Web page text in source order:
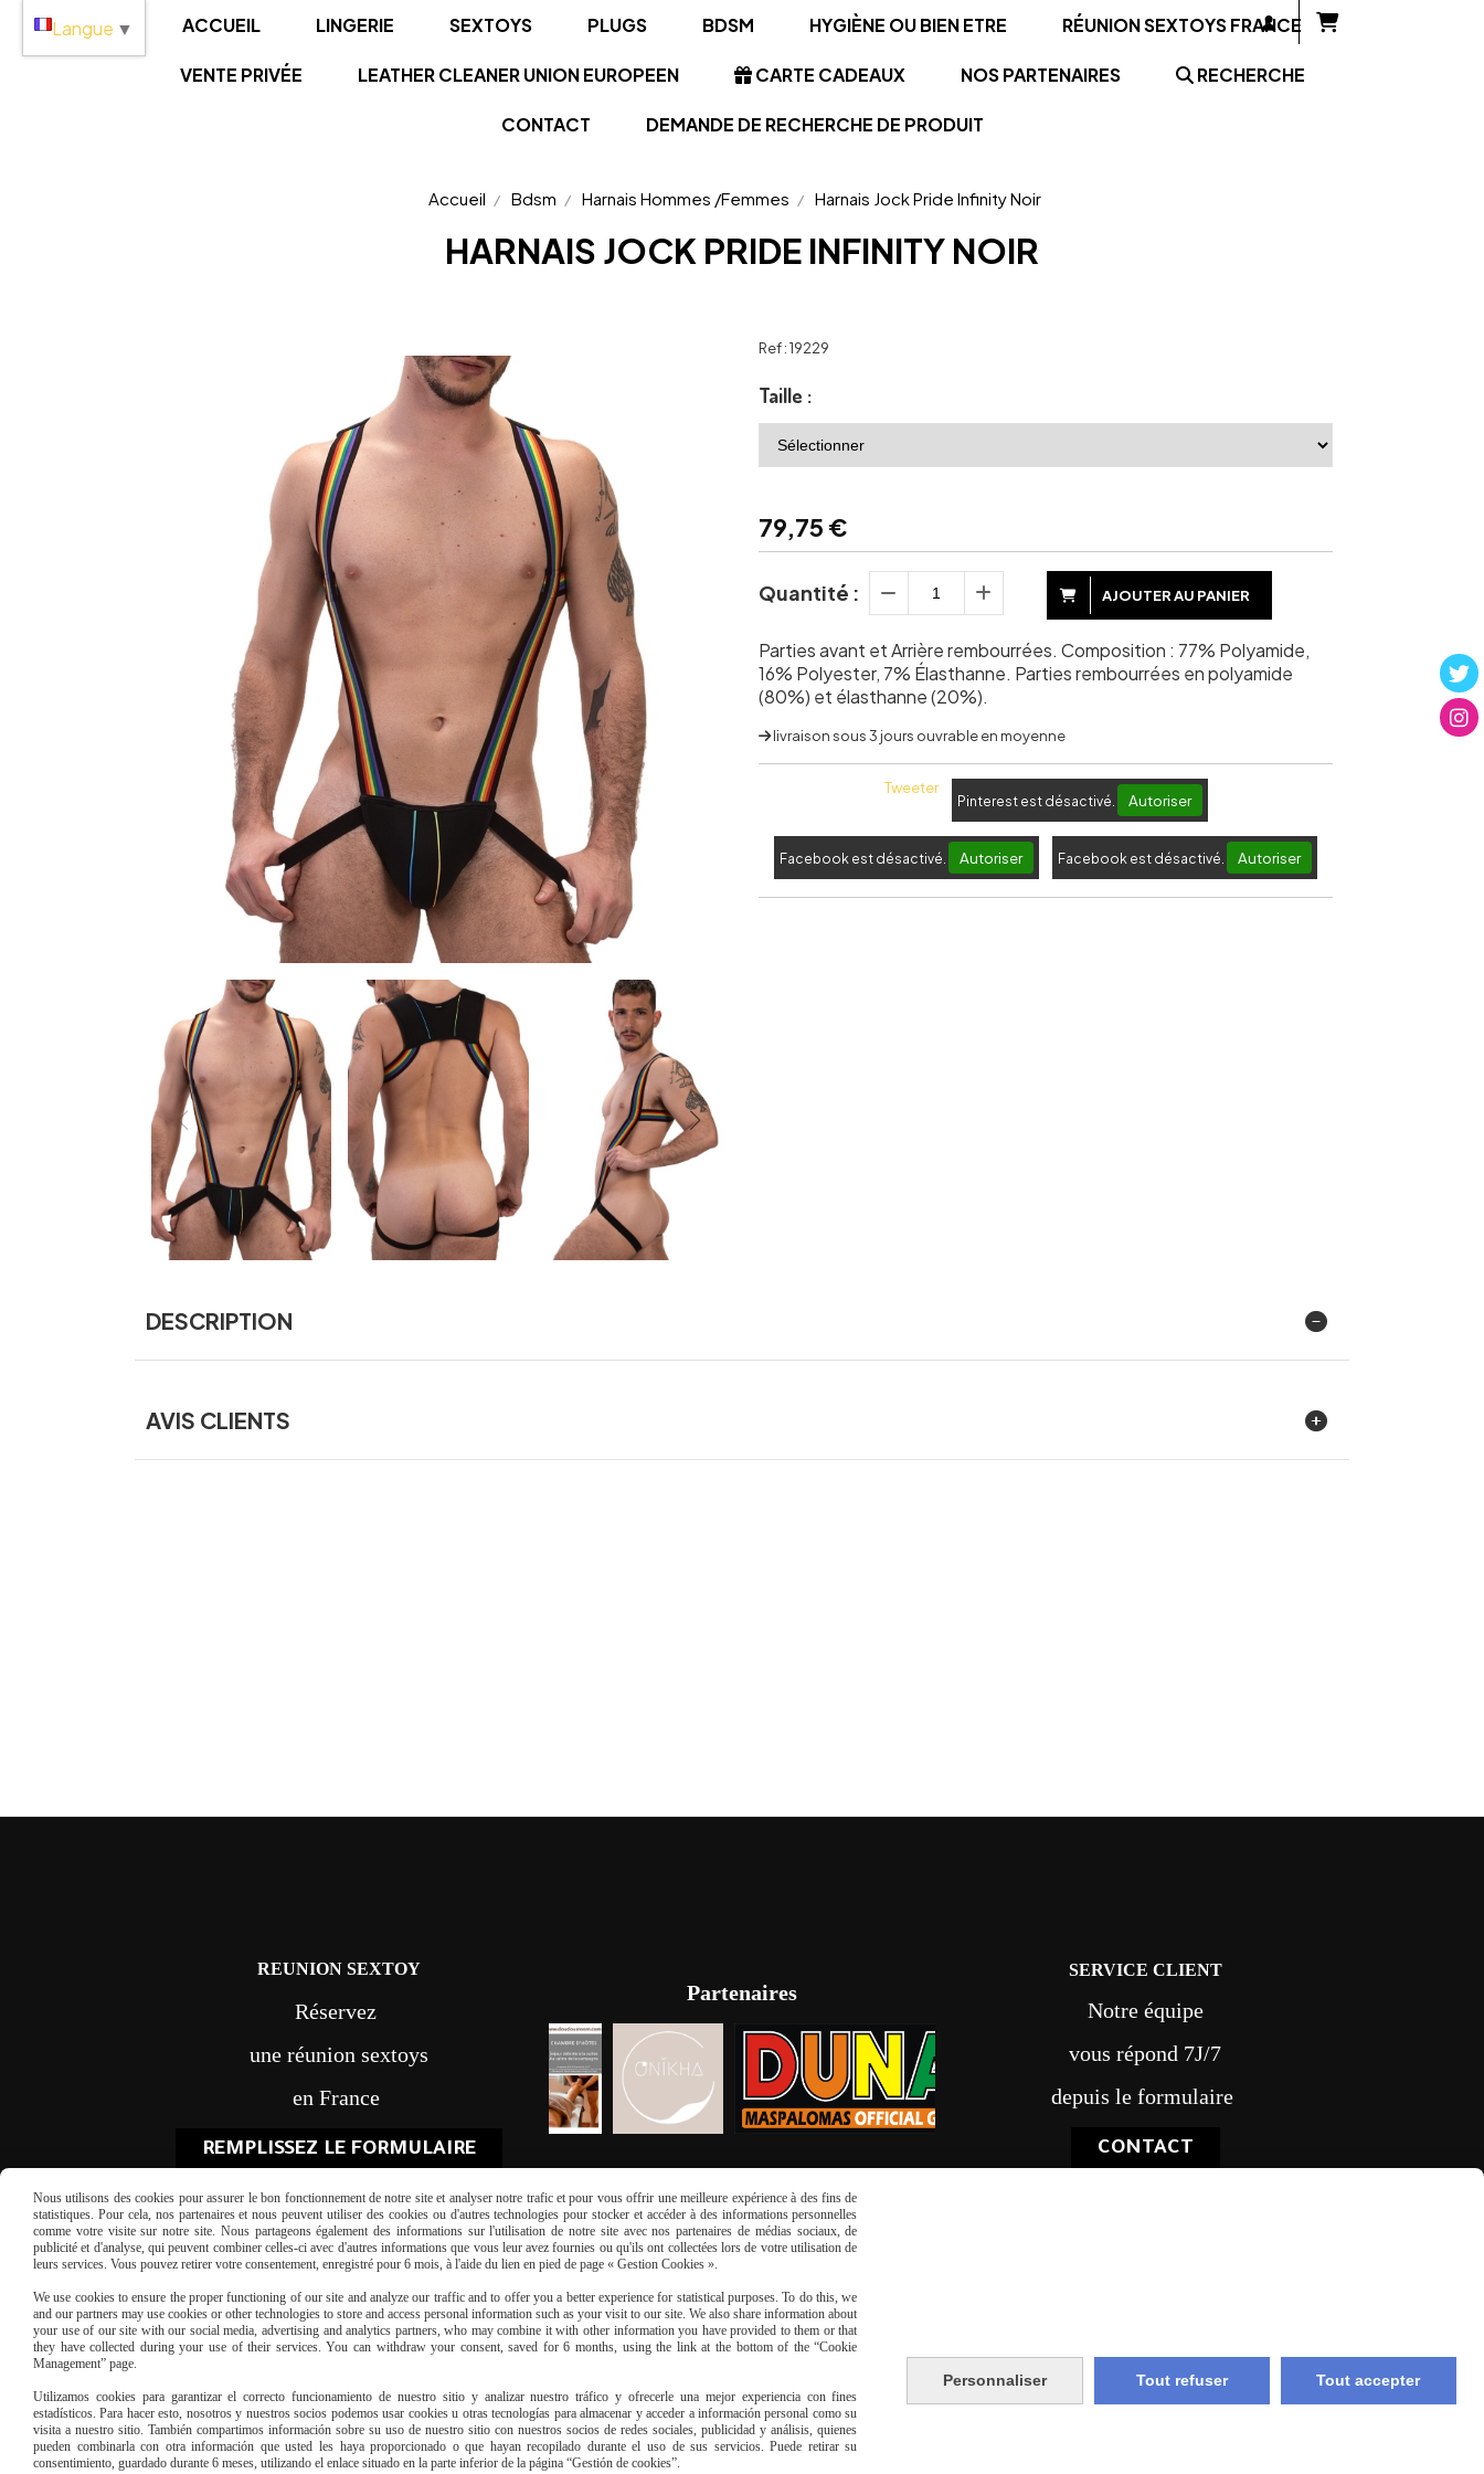
ACCUEIL LINGERIE SEXTOYS PLUGS BDSM HYGIÈNE OU BIEN ETRE RÉUNION SEXTOYS FRANCE
VENTE PRIVÉE LEATHER CLEANER UNION EUROPEEN CARTE CADEAUX NOS PARTENAIRES RECHERCHE
CONTACT DEMANDE DE RECHERCHE DE PRODUIT
Accueil Bdsm Harnais Hommes /Femmes Harnais Jock Pride Infinity Noir
HARNAIS JOCK PRIDE INFINITY NOIR
Ref :19229
Taille :
79,75 €
Quantité : AJOUTER AU PANIER
Parties avant et Arrière rembourrées. Composition : 77% Polyamide,
16% Polyester, 7% Élasthanne. Parties rembourrées en polyamide
(80%) et élasthanne (20%).
livraison sous 3 jours ouvrable en moyenne
Tweeter
Pinterest est désactivé. Autoriser
Facebook est désactivé. Autoriser Facebook est désactivé. Autoriser
DESCRIPTION
AVIS CLIENTS
REUNION SEXTOY
Réservez
une réunion sextoys
en France
REMPLISSEZ LE FORMULAIRE
Partenaires
SERVICE CLIENT
Notre équipe
vous répond 7J/7
depuis le formulaire
CONTACT
Paiement sécurisé
Langue ▼
Nous utilisons des cookies pour assurer le bon fonctionnement de notre site et analyser notre trafic et pour vous offrir une meilleure expérience à des fins de
statistiques. Pour cela, nos partenaires et nous peuvent utiliser des cookies ou d'autres technologies pour stocker et accéder à des informations personnelles
comme votre visite sur notre site. Nous partageons également des informations sur l'utilisation de notre site avec nos partenaires de médias sociaux, de
publicité et d'analyse, qui peuvent combiner celles-ci avec d'autres informations que vous leur avez fournies ou qu'ils ont collectées lors de votre utilisation de
leurs services. Vous pouvez retirer votre consentement, enregistré pour 6 mois, à l'aide du lien en pied de page « Gestion Cookies ».
We use cookies to ensure the proper functioning of our site and analyze our traffic and to offer you a better experience for statistical purposes. To do this, we
and our partners may use cookies or other technologies to store and access personal information such as your visit to our site. We also share information about
your use of our site with our social media, advertising and analytics partners, who may combine it with other information you have provided to them or that
they have collected during your use of their services. You can withdraw your consent, saved for 6 months, using the link at the bottom of the “Cookie
Management” page.
Utilizamos cookies para garantizar el correcto funcionamiento de nuestro sitio y analizar nuestro tráfico y ofrecerle una mejor experiencia con fines
estadísticos. Para hacer esto, nosotros y nuestros socios podemos usar cookies u otras tecnologías para almacenar y acceder a información personal como su
visita a nuestro sitio. También compartimos información sobre su uso de nuestro sitio con nuestros socios de redes sociales, publicidad y análisis, quienes
pueden combinarla con otra información que usted les haya proporcionado o que hayan recopilado durante el uso de sus servicios. Puede retirar su
consentimiento, guardado durante 6 meses, utilizando el enlace situado en la parte inferior de la página “Gestión de cookies”.
Personnaliser Tout refuser Tout accepter